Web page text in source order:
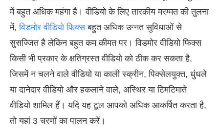
में बहुत अधिक महंगा है। वीडियो के लिए तारकीय मरम्मत की तुलना
में,विडमोर वीडियो फिक्सबहुत अधिक उन्नत सुविधाओं से
सुसज्जित है लेकिन बहुत कम कीमत पर। विडमोर वीडियो फिक्स
किसी भी प्रकार के क्षतिग्रस्त वीडियो को ठीक कर सकता है,
जिसमें न चलने वाले वीडियो या काली स्क्रीन, पिक्सेलयुक्त, धुंधले
या दानेदार वीडियो और हकलाने वाले, अस्थिर या टिमटिमाते
वीडियो शामिल हैं। यदि यह टूल आपको अधिक आकर्षित करता है,
तो यहां 3 चरणों का पालन करें।